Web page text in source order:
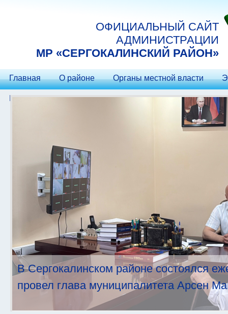
ОФИЦИАЛЬНЫЙ САЙТ
АДМИНИСТРАЦИИ
МP «СЕРГОКАЛИНСКИЙ РАЙОН»
Главная О районе Органы местной власти
Контакты Гостеприимство
В Сергокалинском районе состоялся
провел глава муниципалитета Арсен